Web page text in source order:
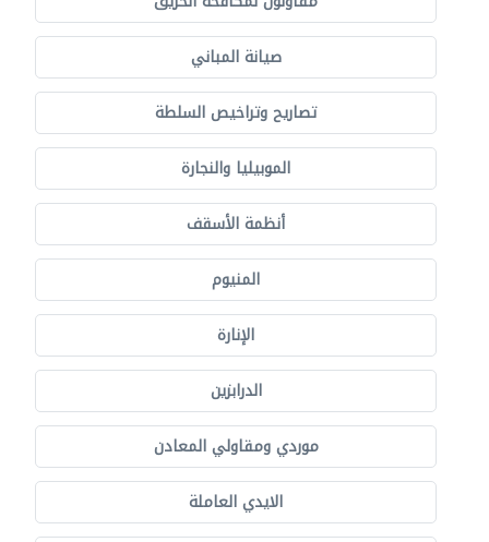
صيانة المباني
تصاريح وتراخيص السلطة
الموبيليا والنجارة
أنظمة الأسقف
المنيوم
الإنارة
الدرابزين
موردي ومقاولي المعادن
الايدي العاملة